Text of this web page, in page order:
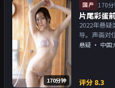
170分钟
国产 170分
片尾彩蛋
2022年悬
导。声画对
周末一口气
悬疑 · 中国
评分 8.3